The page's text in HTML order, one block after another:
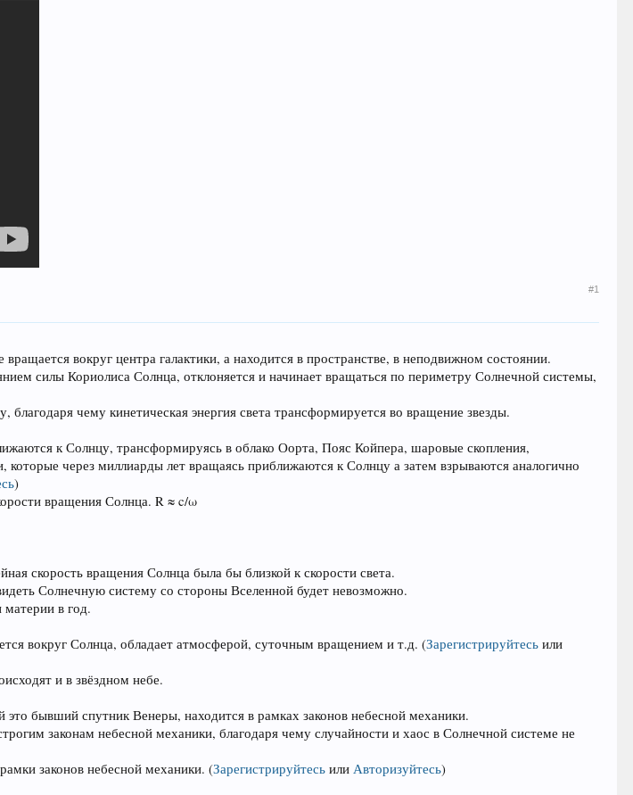
#1
вокруг центра галактики, а находится в пространстве, в неподвижном состоянии.
силы Кориолиса Солнца, отклоняется и начинает вращаться по периметру Солнечной системы,
благодаря чему кинетическая энергия света трансформируется во вращение звезды.
к Солнцу, трансформируясь в облако Оорта, Пояс Койпера, шаровые скопления,
через миллиарды лет вращаясь приближаются к Солнцу а затем взрываются аналогично
)
вращения Солнца. R ≈ c/ω
скорость вращения Солнца была бы близкой к скорости света.
Солнечную систему со стороны Вселенной будет невозможно.
материи в год.
вокруг Солнца, обладает атмосферой, суточным вращением и т.д.(Зарегистрируйтесь или
и в звёздном небе.
бывший спутник Венеры, находится в рамках законов небесной механики.
законам небесной механики, благодаря чему случайности и хаос в Солнечной системе не
законов небесной механики.(Зарегистрируйтесь илиАвторизуйтесь)